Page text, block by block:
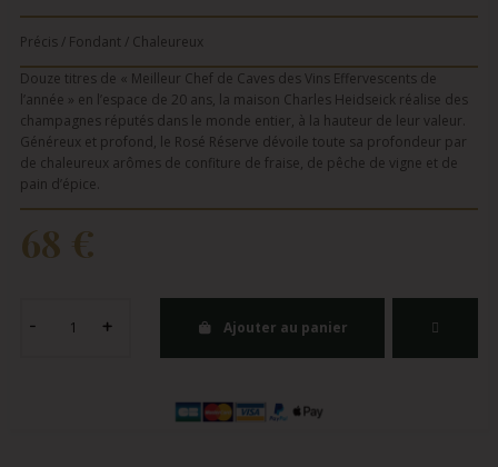
Précis / Fondant / Chaleureux
Douze titres de « Meilleur Chef de Caves des Vins Effervescents de
l’année » en l’espace de 20 ans, la maison Charles Heidseick réalise des
champagnes réputés dans le monde entier, à la hauteur de leur valeur.
Généreux et profond, le Rosé Réserve dévoile toute sa profondeur par
de chaleureux arômes de confiture de fraise, de pêche de vigne et de
pain d’épice.
68 €
Ajouter au panier